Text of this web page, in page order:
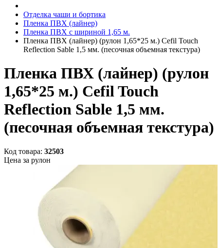
Отделка чаши и бортика
Пленка ПВХ (лайнер)
Пленка ПВХ с шириной 1,65 м.
Пленка ПВХ (лайнер) (рулон 1,65*25 м.) Cefil Touch
Reflection Sable 1,5 мм. (песочная объемная текстура)
Пленка ПВХ (лайнер) (рулон
1,65*25 м.) Cefil Touch
Reflection Sable 1,5 мм.
(песочная объемная текстура)
Код товара: 32503
Цена за рулон